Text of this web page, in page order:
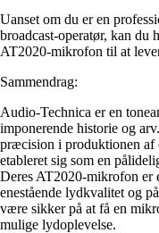
Uanset om du er en
broadcast-operatør, kan du
AT2020-mikrofon til at
Sammendrag:
Audio-Technica er en
imponerende historie og
præcision i produktionen af
etableret sig som en
Deres AT2020-mikrofon er
enestående lydkvalitet og
være sikker på at få en
mulige lydoplevelse.